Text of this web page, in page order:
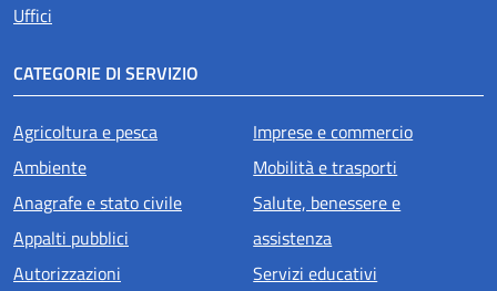
Uffici
CATEGORIE DI SERVIZIO
Agricoltura e pesca
Ambiente
Anagrafe e stato civile
Appalti pubblici
Autorizzazioni
Imprese e commercio
Mobilità e trasporti
Salute, benessere e
assistenza
Servizi educativi